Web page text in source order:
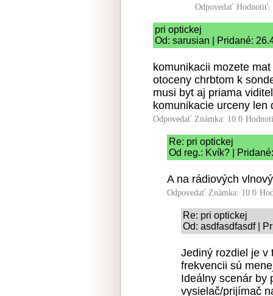
Odpovedať Hodnotiť:
pri optickej
Od: sarusian | Pridané:
komunikacii mozete
otoceny chrbtom k
musi byt aj priama
komunikacie urceny len
Odpovedať Známka: 10.0
Re: pri optickej
Od reg.: Kvík? |
A na rádiových
Odpovedať Známka: 10.0
Re: pri optickej
Od: asdfasdfasdf |
Jediný rozdiel je v
frekvencii sú
Ideálny scenár by
vysielač/prijímač